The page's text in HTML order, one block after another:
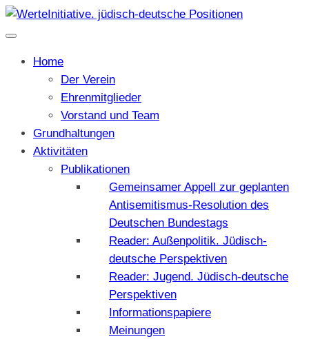
Home
Der Verein
Ehrenmitglieder
Vorstand und Team
Grundhaltungen
Aktivitäten
Publikationen
Gemeinsamer Appell zur geplanten
Antisemitismus-Resolution des
Deutschen Bundestags
Reader: Außenpolitik. Jüdisch-
deutsche Perspektiven
Reader: Jugend. Jüdisch-deutsche
Perspektiven
Informationspapiere
Meinungen